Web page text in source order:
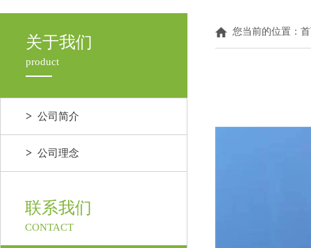
关于我们
product
> 公司简介
> 公司理念
联系我们
CONTACT
您当前的位置：